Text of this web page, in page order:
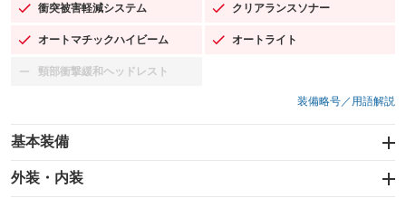
衝突被害軽減システム
：装備あり クリアランスソナー
：装備あり
オートマチックハイビーム
：装備あり オートライト
：装備あり
頸部衝撃緩和ヘッドレスト
：装備なし
装備略号／用語解説
基本装備
エアバッグ：運転席/助手席/サイド
：装備あり
外装・内装